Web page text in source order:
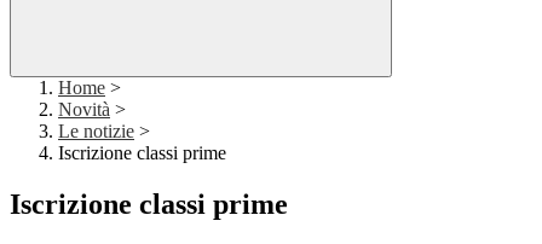
Home >
Novità >
Le notizie >
Iscrizione classi prime
Iscrizione classi prime